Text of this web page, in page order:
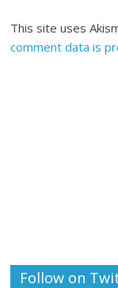
This site uses
comment data is
Follow on